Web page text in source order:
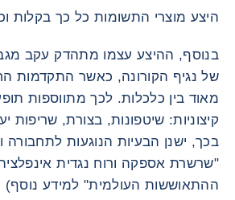
היצע מוצרי התשומות כל כך בקלות
בנוסף, ההיצע עצמו מתהדק עקב
של נגיף הקורונה, כאשר התקדמות
מאוד בין כלכלות. לכך מתווספות
קיצוניות: שיטפונות, בצורת, שריפות
בכך, ישנן הבעיות הנוגעות לתחבורה
"שרשרת אספקה ​​ורוח נגדית
ההתאוששות העולמית" למידע נוסף)